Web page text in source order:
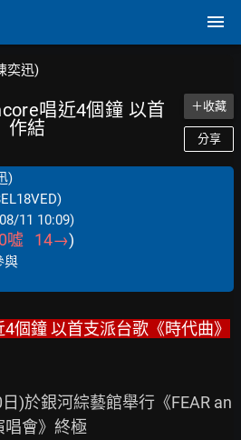
奕迅)
唱近4個鐘 以首
作結
＋收藏
分享
)
11 10:09)
0噓 14→)
與
)於銀河綜藝館舉行《FEAR an
唱會》終極